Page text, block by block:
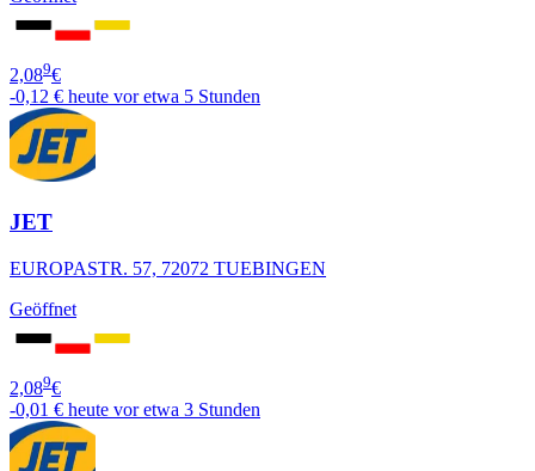
2,089€
-0,12 € heute vor etwa 5 Stunden
JET
EUROPASTR. 57, 72072 TUEBINGEN
Geöffnet
2,089€
-0,01 € heute vor etwa 3 Stunden